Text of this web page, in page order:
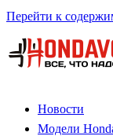
Перейти к
Новости
Модели